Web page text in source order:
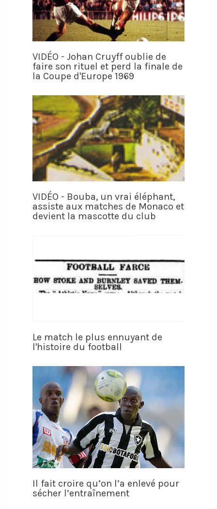
VIDÉO - Johan Cruyff oublie de
faire son rituel et perd la finale de
la Coupe d'Europe 1969
VIDÉO - Bouba, un vrai éléphant,
assiste aux matches de Monaco et
devient la mascotte du club
Le match le plus ennuyant de
l'histoire du football
Il fait croire qu’on l’a enlevé pour
sécher l’entraînement